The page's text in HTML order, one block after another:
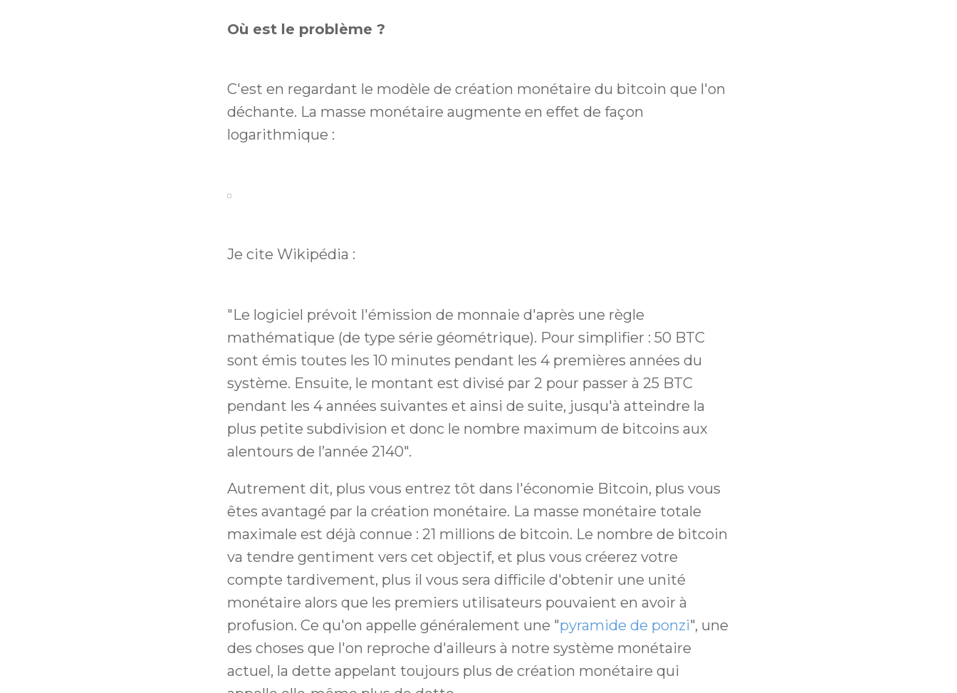
Où est le problème ?
C'est en regardant le modèle de création monétaire du bitcoin que l'on
déchante. La masse monétaire augmente en effet de façon
logarithmique :
Je cite Wikipédia :
"Le logiciel prévoit l'émission de monnaie d'après une règle
mathématique (de type série géométrique). Pour simplifier : 50 BTC
sont émis toutes les 10 minutes pendant les 4 premières années du
système. Ensuite, le montant est divisé par 2 pour passer à 25 BTC
pendant les 4 années suivantes et ainsi de suite, jusqu'à atteindre la
plus petite subdivision et donc le nombre maximum de bitcoins aux
alentours de l’année 2140".
Autrement dit, plus vous entrez tôt dans l'économie Bitcoin, plus vous
êtes avantagé par la création monétaire. La masse monétaire totale
maximale est déjà connue : 21 millions de bitcoin. Le nombre de bitcoin
va tendre gentiment vers cet objectif, et plus vous créerez votre
compte tardivement, plus il vous sera difficile d'obtenir une unité
monétaire alors que les premiers utilisateurs pouvaient en avoir à
profusion. Ce qu'on appelle généralement une "pyramide de ponzi", une
des choses que l'on reproche d'ailleurs à notre système monétaire
actuel, la dette appelant toujours plus de création monétaire qui